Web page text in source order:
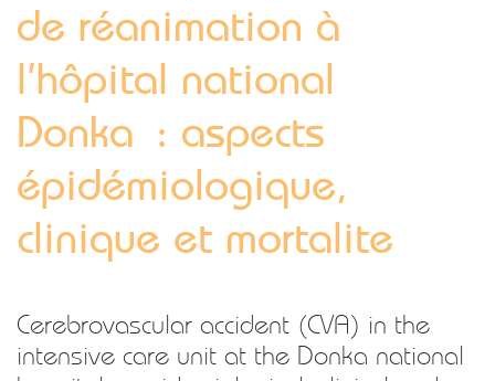
de réanimation à
l’hôpital national
Donka : aspects
épidémiologique,
clinique et mortalite
Cerebrovascular accident (CVA) in the
intensive care unit at the Donka national